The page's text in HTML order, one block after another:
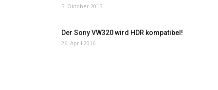
5. Oktober 2015
Der Sony VW320 wird HDR kompatibel!
26. April 2016